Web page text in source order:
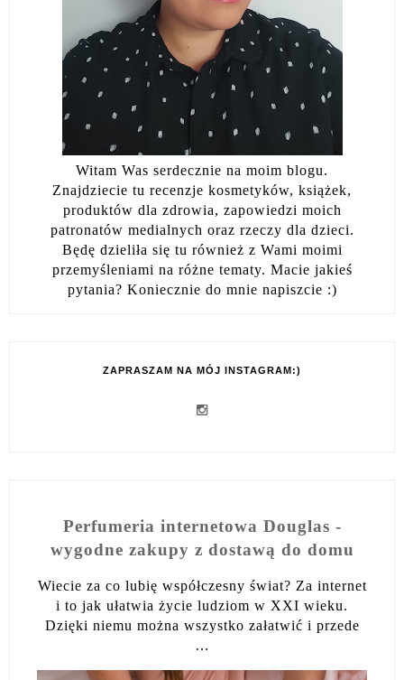
Witam Was serdecznie na moim blogu.
Znajdziecie tu recenzje kosmetyków, książek,
produktów dla zdrowia, zapowiedzi moich
patronatów medialnych oraz rzeczy dla dzieci.
Będę dzieliła się tu również z Wami moimi
przemyśleniami na różne tematy. Macie jakieś
pytania? Koniecznie do mnie napiszcie :)
ZAPRASZAM NA MÓJ INSTAGRAM:)
Perfumeria internetowa Douglas -
wygodne zakupy z dostawą do domu
Wiecie za co lubię współczesny świat? Za internet
i to jak ułatwia życie ludziom w XXI wieku.
Dzięki niemu można wszystko załatwić i przede
...